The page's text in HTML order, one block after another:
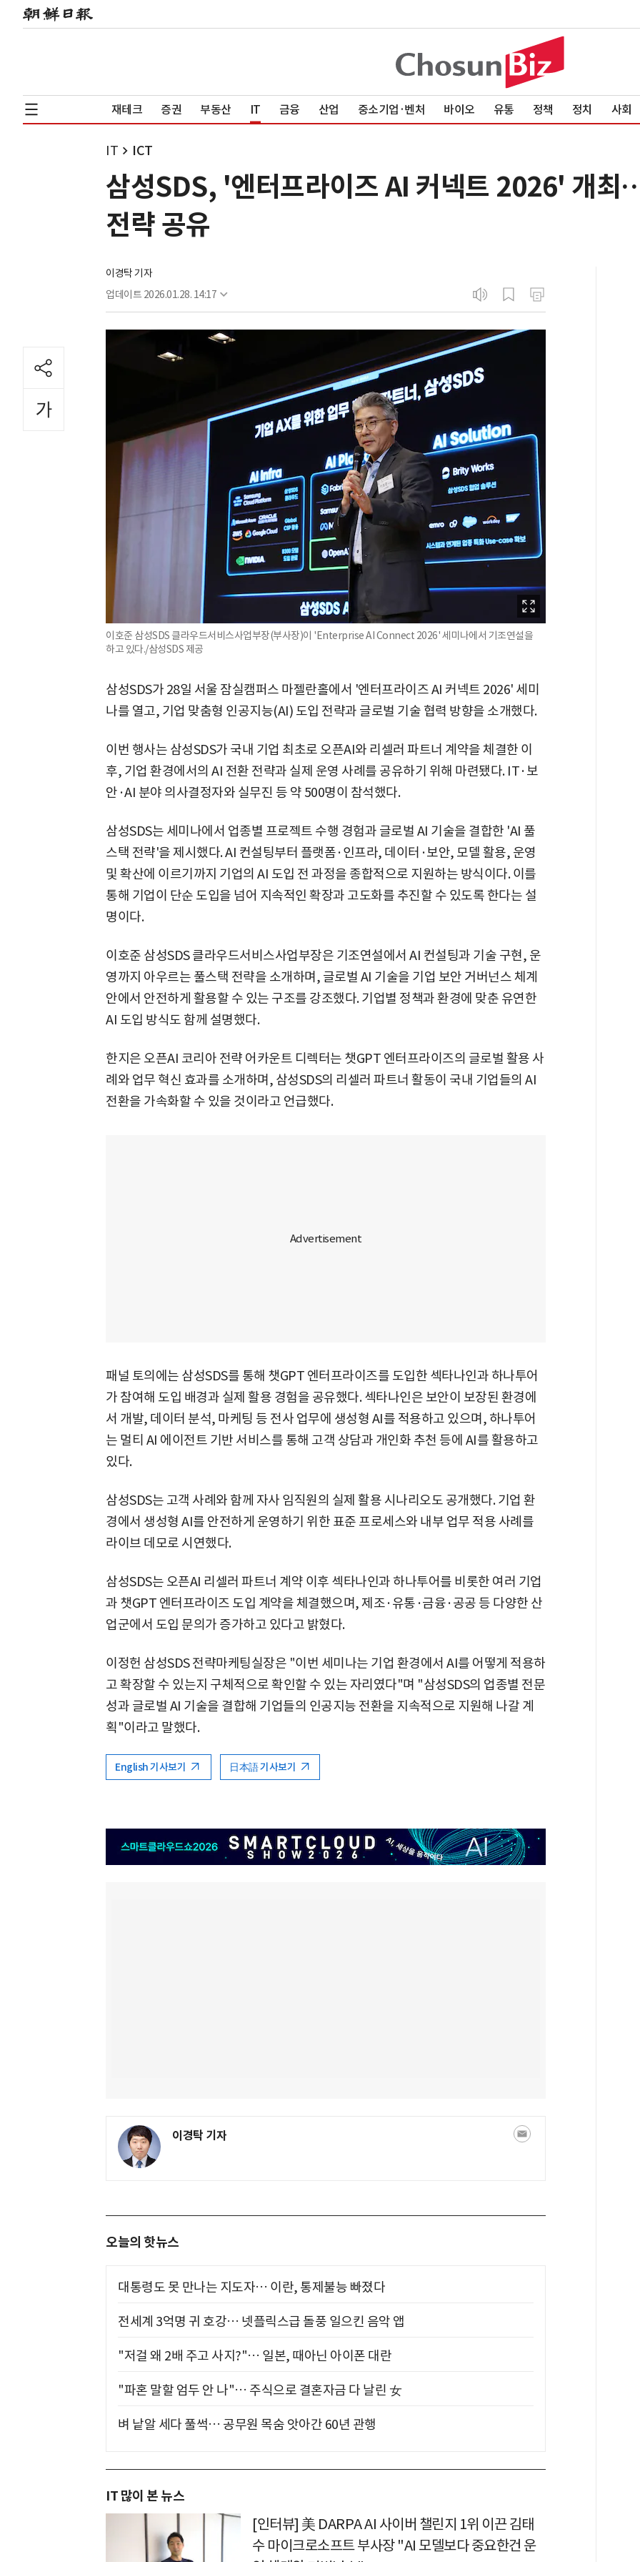
재테크 증권 부동산 IT 금융 산업 중소기업·벤처 바이오 유통 정책 정치 사회
IT ICT
삼성SDS, '엔터프라이즈 AI 커넥트 2026' 개최
전략 공유
이경탁 기자
업데이트 2026.01.28. 14:17
이호준 삼성SDS 클라우드서비스사업부장(부사장)이 'Enterprise AI Connect 2026' 세미나에서 기조연설을
하고 있다./삼성SDS 제공
삼성SDS가 28일 서울 잠실캠퍼스 마젤란홀에서 '엔터프라이즈 AI 커넥트 2026' 세미
나를 열고, 기업 맞춤형 인공지능(AI) 도입 전략과 글로벌 기술 협력 방향을 소개했다.
이번 행사는 삼성SDS가 국내 기업 최초로 오픈AI와 리셀러 파트너 계약을 체결한 이
후, 기업 환경에서의 AI 전환 전략과 실제 운영 사례를 공유하기 위해 마련됐다. IT·보
안·AI 분야 의사결정자와 실무진 등 약 500명이 참석했다.
삼성SDS는 세미나에서 업종별 프로젝트 수행 경험과 글로벌 AI 기술을 결합한 'AI 풀
스택 전략'을 제시했다. AI 컨설팅부터 플랫폼·인프라, 데이터·보안, 모델 활용, 운영
및 확산에 이르기까지 기업의 AI 도입 전 과정을 종합적으로 지원하는 방식이다. 이를
통해 기업이 단순 도입을 넘어 지속적인 확장과 고도화를 추진할 수 있도록 한다는 설
명이다.
이호준 삼성SDS 클라우드서비스사업부장은 기조연설에서 AI 컨설팅과 기술 구현, 운
영까지 아우르는 풀스택 전략을 소개하며, 글로벌 AI 기술을 기업 보안 거버넌스 체계
안에서 안전하게 활용할 수 있는 구조를 강조했다. 기업별 정책과 환경에 맞춘 유연한
AI 도입 방식도 함께 설명했다.
한지은 오픈AI 코리아 전략 어카운트 디렉터는 챗GPT 엔터프라이즈의 글로벌 활용 사
례와 업무 혁신 효과를 소개하며, 삼성SDS의 리셀러 파트너 활동이 국내 기업들의 AI
전환을 가속화할 수 있을 것이라고 언급했다.
패널 토의에는 삼성SDS를 통해 챗GPT 엔터프라이즈를 도입한 섹타나인과 하나투어
가 참여해 도입 배경과 실제 활용 경험을 공유했다. 섹타나인은 보안이 보장된 환경에
서 개발, 데이터 분석, 마케팅 등 전사 업무에 생성형 AI를 적용하고 있으며, 하나투어
는 멀티 AI 에이전트 기반 서비스를 통해 고객 상담과 개인화 추천 등에 AI를 활용하고
있다.
삼성SDS는 고객 사례와 함께 자사 임직원의 실제 활용 시나리오도 공개했다. 기업 환
경에서 생성형 AI를 안전하게 운영하기 위한 표준 프로세스와 내부 업무 적용 사례를
라이브 데모로 시연했다.
삼성SDS는 오픈AI 리셀러 파트너 계약 이후 섹타나인과 하나투어를 비롯한 여러 기업
과 챗GPT 엔터프라이즈 도입 계약을 체결했으며, 제조·유통·금융·공공 등 다양한 산
업군에서 도입 문의가 증가하고 있다고 밝혔다.
이정헌 삼성SDS 전략마케팅실장은 "이번 세미나는 기업 환경에서 AI를 어떻게 적용하
고 확장할 수 있는지 구체적으로 확인할 수 있는 자리였다"며 "삼성SDS의 업종별 전문
성과 글로벌 AI 기술을 결합해 기업들의 인공지능 전환을 지속적으로 지원해 나갈 계
획"이라고 말했다.
English 기사보기 日本語 기사보기
이경탁 기자
오늘의 핫뉴스
대통령도 못 만나는 지도자… 이란, 통제불능 빠졌다
전세계 3억명 귀 호강… 넷플릭스급 돌풍 일으킨 음악 앱
"저걸 왜 2배 주고 사지?"… 일본, 때아닌 아이폰 대란
"파혼 말할 엄두 안 나"… 주식으로 결혼자금 다 날린 女
벼 낱알 세다 풀썩… 공무원 목숨 앗아간 60년 관행
IT 많이 본 뉴스
[인터뷰] 美 DARPA AI 사이버 챌린지 1위 이끈 김태
수 마이크로소프트 부사장 "AI 모델보다 중요한건 운